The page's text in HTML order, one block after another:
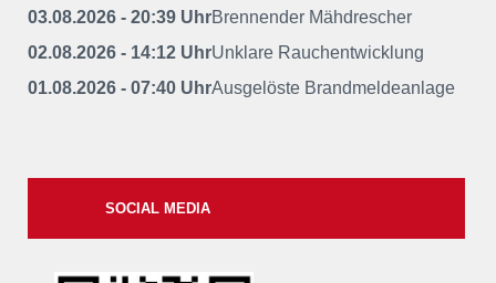
03.08.2026 - 20:39 UhrBrennender Mähdrescher
02.08.2026 - 14:12 UhrUnklare Rauchentwicklung
01.08.2026 - 07:40 UhrAusgelöste Brandmeldeanlage
SOCIAL MEDIA